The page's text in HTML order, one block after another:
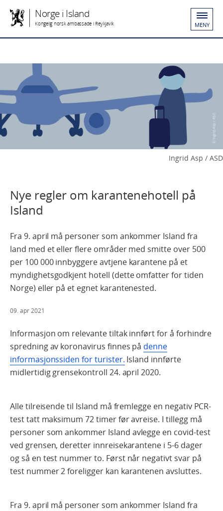
Norge i Island
Kongelig norsk ambassade i Reykjavik MENY
Ingrid Asp / ASD
Nye regler om karantenehotell på
Island
Fra 9. april må personer som ankommer Island fra
land med et eller flere områder med smitte over 500
per 100 000 innbyggere avtjene karantene på et
myndighetsgodkjent hotell (dette omfatter for tiden
Norge) eller på et egnet karantenested.
09. apr 2021
Informasjon om relevante tiltak innført for å forhindre
spredning av koronavirus finnes på denne
informasjonssiden for turister. Island innførte
midlertidig grensekontroll 24. april 2020.
Alle tilreisende til Island må fremlegge en negativ PCR-
test tatt maksimum 72 timer før avreise. I tillegg må
personer som ankommer Island avlegge en covid-test
ved grensen, deretter innreisekarantene i 5-6 dager
og så en test nummer to. Først når negativt svar på
test nummer 2 foreligger kan karantenen avsluttes.
Fra 9. april må personer som ankommer Island fra